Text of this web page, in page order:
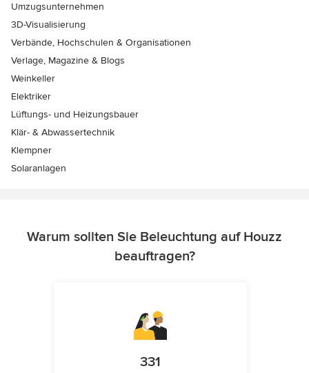
Umzugsunternehmen
3D-Visualisierung
Verbände, Hochschulen & Organisationen
Verlage, Magazine & Blogs
Weinkeller
Elektriker
Lüftungs- und Heizungsbauer
Klär- & Abwassertechnik
Klempner
Solaranlagen
Warum sollten Sie Beleuchtung auf Houzz
beauftragen?
331